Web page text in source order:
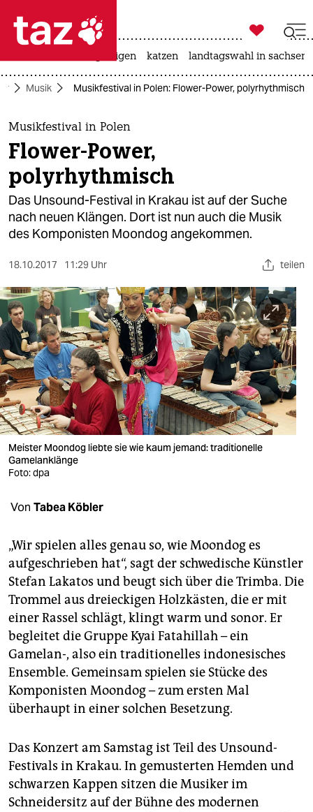
 taz zahl ich
taz zahl ich
themen
politik
öko
gesellschaft
sport
berlin
nord
wahrheit
verlag
verlag
veranstaltungen
unterstützen
abo
genossenschaft
epaper login

taz zahl ich
bergsteigen katzen landtagswahl in
Musik Musikfestival in Polen: Flower-Power, polyrhythmisch
Musikfestival in Polen
Flower-Power,
polyrhythmisch
Das Unsound-Festival in Krakau ist auf der Suche
nach neuen Klängen. Dort ist nun auch die Musik
des Komponisten Moondog angekommen.
18.10.2017 11:29 Uhr teilen
Meister Moondog liebte sie wie kaum jemand: traditionelle
Gamelanklänge
Foto: dpa
Von Tabea Köbler
„Wir spielen alles genau so, wie Moondog es
aufgeschrieben hat“, sagt der schwedische Künstler
Stefan Lakatos und beugt sich über die Trimba. Die
Trommel aus dreieckigen Holzkästen, die er mit
einer Rassel schlägt, klingt warm und sonor. Er
begleitet die Gruppe Kyai Fatahillah – ein
Gamelan-, also ein traditionelles indonesisches
Ensemble. Gemeinsam spielen sie Stücke des
Komponisten Moondog – zum ersten Mal
überhaupt in einer solchen Besetzung.
Das Konzert am Samstag ist Teil des Unsound-
Festivals in Krakau. In gemusterten Hemden und
schwarzen Kappen sitzen die Musiker im
Schneidersitz auf der Bühne des modernen